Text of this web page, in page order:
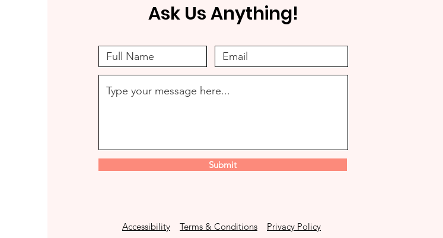
Ask Us Anything!
Submit
Accessibility Terms & Conditions
Privacy Policy